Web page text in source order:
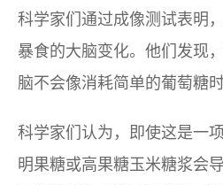
科学家们通过成像测试表明
暴食的大脑变化。他们发现
脑不会像消耗简单的葡萄糖
科学家们认为，即使这是一
明果糖或高果糖玉米糖浆会